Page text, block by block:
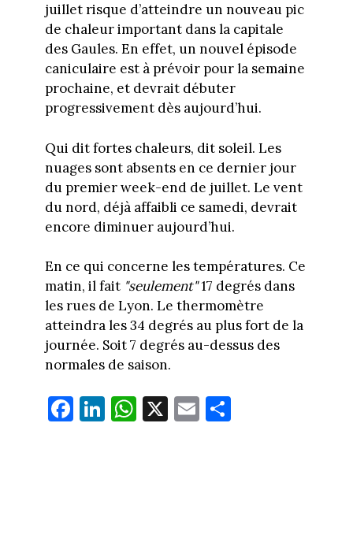
juillet risque d’atteindre un nouveau pic
de chaleur important dans la capitale
des Gaules. En effet, un nouvel épisode
caniculaire est à prévoir pour la semaine
prochaine, et devrait débuter
progressivement dès aujourd’hui.
Qui dit fortes chaleurs, dit soleil. Les
nuages sont absents en ce dernier jour
du premier week-end de juillet. Le vent
du nord, déjà affaibli ce samedi, devrait
encore diminuer aujourd’hui.
En ce qui concerne les températures. Ce
matin, il fait "seulement"17 degrés dans
les rues de Lyon. Le thermomètre
atteindra les 34 degrés au plus fort de la
journée. Soit 7 degrés au-dessus des
normales de saison.
Fa
ce
Li
nk
W
ha
X E
m
Pa
rt